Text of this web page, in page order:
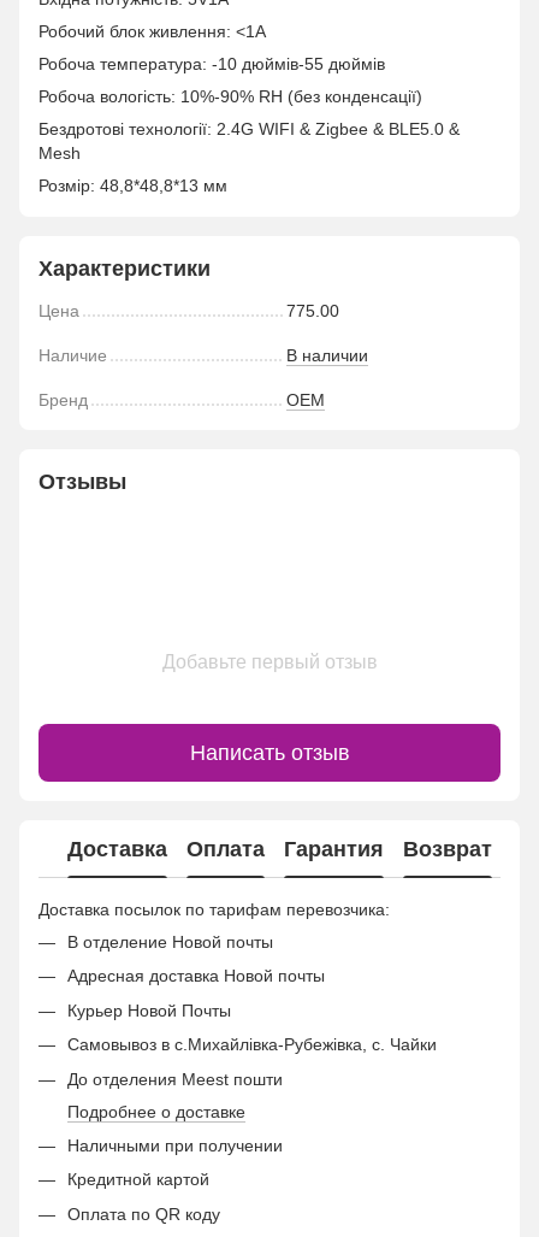
Робочий блок живлення: <1A
Робоча температура: -10 дюймів-55 дюймів
Робоча вологість: 10%-90% RH (без конденсації)
Бездротові технології: 2.4G WIFI & Zigbee & BLE5.0 &
Mesh
Розмір: 48,8*48,8*13 мм
Характеристики
Цена 775.00
Наличие В наличии
Бренд OEM
Отзывы
Добавьте первый отзыв
Написать отзыв
Доставка Оплата Гарантия Возврат
Доставка посылок по тарифам перевозчика:
В отделение Новой почты
Адресная доставка Новой почты
Курьер Новой Почты
Самовывоз в с.Михайлівка-Рубежівка, с. Чайки
До отделения Meest пошти
Подробнее о доставке
Наличными при получении
Кредитной картой
Оплата по QR коду